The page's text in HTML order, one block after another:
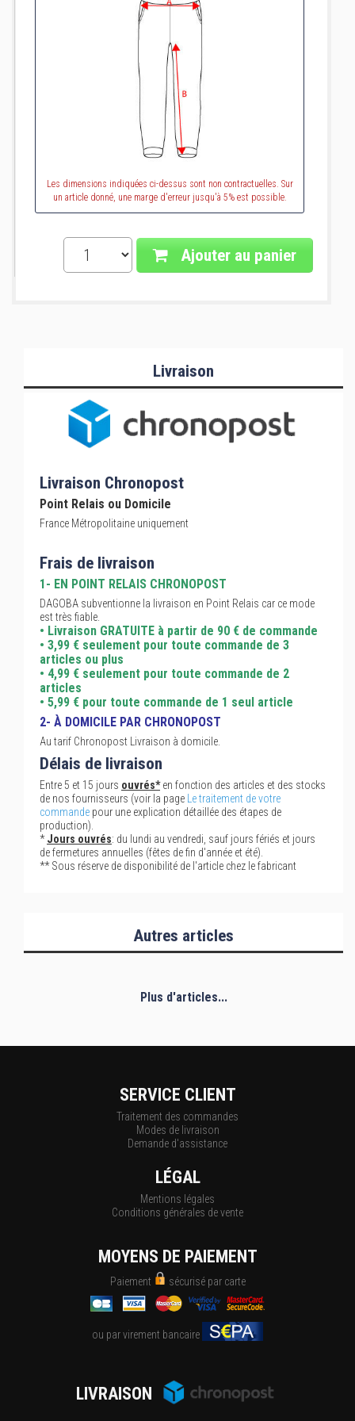
Les dimensions indiquées ci-dessus sont non contractuelles. Sur
un article donné, une marge d'erreur jusqu'à 5% est possible.
Ajouter au panier
Livraison
Livraison Chronopost
Point Relais ou Domicile
France Métropolitaine uniquement
Frais de livraison
1- EN POINT RELAIS CHRONOPOST
DAGOBA subventionne la livraison en Point Relais car ce mode
est très fiable.
• Livraison GRATUITE à partir de 90 € de commande
• 3,99 € seulement pour toute commande de 3
articles ou plus
• 4,99 € seulement pour toute commande de 2
articles
• 5,99 € pour toute commande de 1 seul article
2- À DOMICILE PAR CHRONOPOST
Au tarif Chronopost Livraison à domicile.
Délais de livraison
Entre 5 et 15 jours ouvrés*en fonction des articles et des stocks
de nos fournisseurs (voir la page
Le traitement de votre
commande pour une explication détaillée des étapes de
production).
*Jours ouvrés: du lundi au vendredi, sauf jours fériés et jours
de fermetures annuelles (fêtes de fin d'année et été).
** Sous réserve de disponibilité de l'article chez le fabricant
Autres articles
Plus d'articles...
SERVICE CLIENT
Traitement des commandes
Modes de livraison
Demande d'assistance
LÉGAL
Mentions légales
Conditions générales de vente
MOYENS DE PAIEMENT
Paiement sécurisé par carte
ou par virement bancaire
LIVRAISON